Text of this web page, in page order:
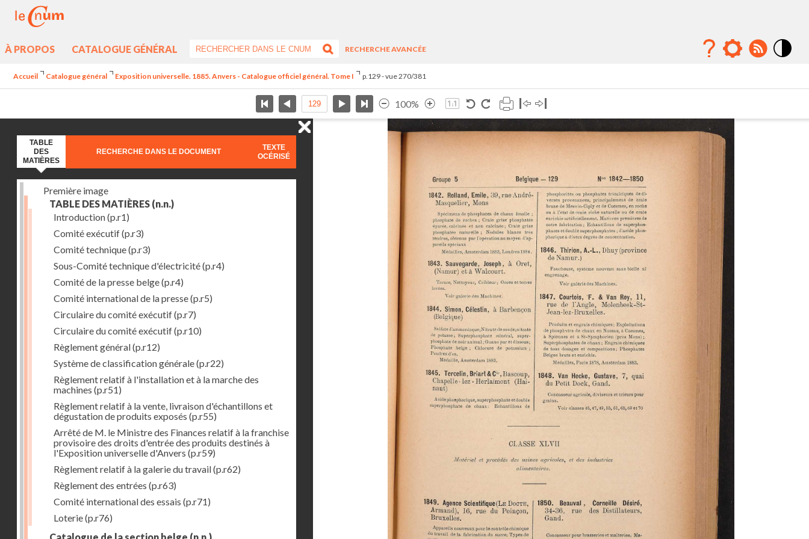
À PROPOS CATALOGUE GÉNÉRAL
RECHERCHE AVANCÉE
Accueil Catalogue général Exposition universelle. 1885. Anvers - Catalogue officiel général. Tome I p.129 - vue 270/381
100%
TABLE
DES
MATIÈRES
RECHERCHE DANS LE DOCUMENT
TEXTE
OCÉRISÉ
Première image
TABLE DES MATIÈRES (n.n.)
Introduction(p.r1)
Comité exécutif(p.r3)
Comité technique(p.r3)
Sous-Comité technique d'électricité(p.r4)
Comité de la presse belge(p.r4)
Comité international de la presse(p.r5)
Circulaire du comité exécutif(p.r7)
Circulaire du comité exécutif(p.r10)
Règlement général(p.r12)
Système de classification générale(p.r22)
Règlement relatif à l'installation et à la marche des
machines (p.r51)
Règlement relatif à la vente, livraison d'échantillons et
dégustation de produits exposés (p.r55)
Arrêté de M. le Ministre des Finances relatif à la franchise
provisoire des droits d'entrée des produits destinés à
l'Exposition universelle d'Anvers (p.r59)
Règlement relatif à la galerie du travail(p.r62)
Règlement des entrées (p.r63)
Comité international des essais (p.r71)
Loterie(p.r76)